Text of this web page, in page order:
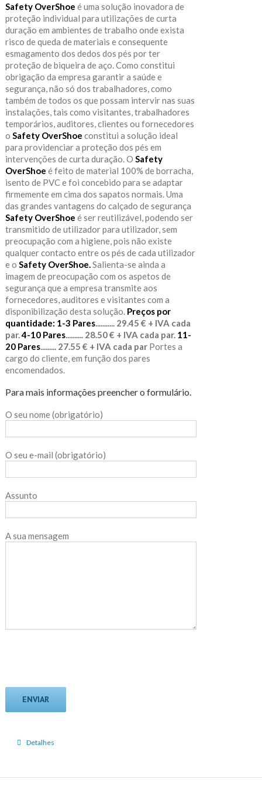
Safety OverShoe é uma solução inovadora de
proteção individual para utilizações de curta
duração em ambientes de trabalho onde exista
risco de queda de materiais e consequente
esmagamento dos dedos dos pés por ter
proteção de biqueira de aço. Como constitui
obrigação da empresa garantir a saúde e
segurança, não só dos trabalhadores, como
também de todos os que possam intervir nas suas
instalações, tais como visitantes, trabalhadores
temporários, auditores, clientes ou fornecedores
o Safety OverShoe constitui a solução ideal
para providenciar a proteção dos pés em
intervenções de curta duração. O Safety
OverShoe é feito de material 100% de borracha,
isento de PVC e foi concebido para se adaptar
firmemente em cima dos sapatos normais. Uma
das grandes vantagens do calçado de segurança
Safety OverShoe é ser reutilizável, podendo ser
transmitido de utilizador para utilizador, sem
preocupação com a higiene, pois não existe
qualquer contacto entre os pés de cada utilizador
e o Safety OverShoe. Salienta-se ainda a
imagem de preocupação com os aspetos de
segurança que a empresa transmite aos
fornecedores, auditores e visitantes com a
disponibilização desta solução. Preços por
quantidade: 1-3 Pares........... 29.45 € + IVA cada
par. 4-10 Pares.......... 28.50 € + IVA cada par. 11-
20 Pares......... 27.55 € + IVA cada parPortes a
cargo do cliente, em função dos pares
encomendados.
Para mais informações preencher o formulário.
O seu nome (obrigatório)
O seu e-mail (obrigatório)
Assunto
A sua mensagem
Detalhes